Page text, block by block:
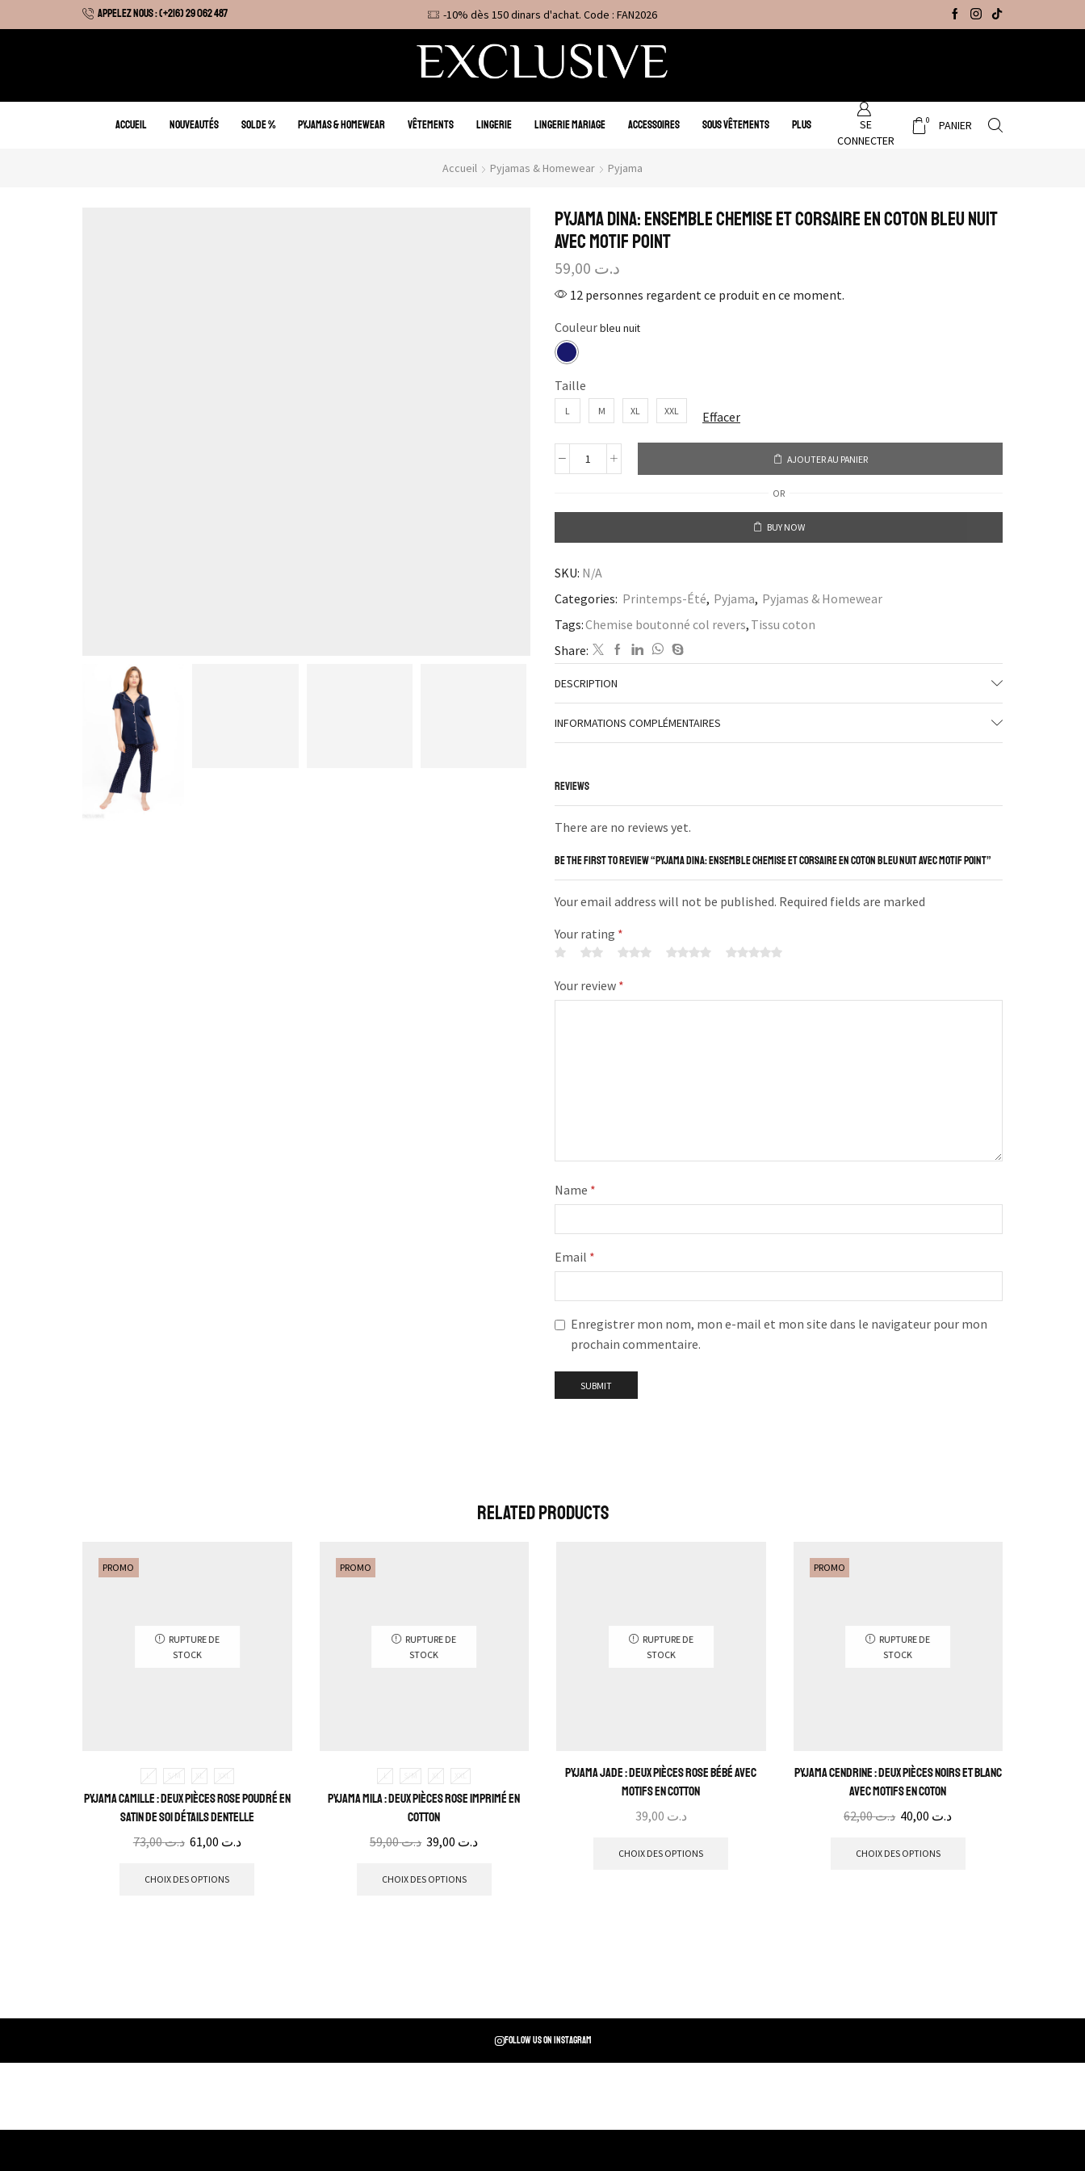
APPELEZ NOUS : (+216) 29 062 487
Hiver : Livraison gratuite sur tous nos articles -10% dès 150 dinars d'achat. Code : FAN2026 Promo Hiver : Livraison gratuite sur tous
ACCUEIL NOUVEAUTÉS SOLDE % PYJAMAS & HOMEWEAR VÊTEMENTS LINGERIE LINGERIE MARIAGE ACCESSOIRES SOUS VÊTEMENTS PLUS
SE
CONNECTER
0 PANIER
Accueil Pyjamas & Homewear Pyjama
Pyjama Dina: Ensemble chemise et corsaire en coton bleu nuit
avec motif point
د.ت
12 personnes regardent ce produit en ce moment.
Couleur
Taille
L M XL XXL Effacer
AJOUTER AU PANIER
OR
BUY NOW
SKU: N/A
Categories: Printemps-Été, Pyjama, Pyjamas & Homewear
Tags:Chemise boutonné col revers, Tissu coton
Share:
DESCRIPTION
INFORMATIONS COMPLÉMENTAIRES
REVIEWS
There are no reviews yet.
BE THE FIRST TO REVIEW “PYJAMA DINA: ENSEMBLE CHEMISE ET CORSAIRE EN COTON BLEU NUIT AVEC MOTIF POINT”
Your email address will not be published. Required fields are marked
Your rating *
Your review *
Name *
Email *
Enregistrer mon nom, mon e-mail et mon site dans le navigateur pour mon
prochain commentaire.
Related Products
PROMO
RUPTURE DE
STOCK
L S/M XL XXL
Pyjama Camille : Deux pièces rose poudré en
satin de soi détails dentelle
د.ت73,00 د.ت
CHOIX DES OPTIONS
PROMO
RUPTURE DE
STOCK
L S/M XL XXL
Pyjama Mila : deux pièces rose imprimé en
cotton
د.ت59,00 د.ت
CHOIX DES OPTIONS
RUPTURE DE
STOCK
Pyjama Jade : Deux pièces rose bébé avec
motifs en cotton
د.ت
CHOIX DES OPTIONS
PROMO
RUPTURE DE
STOCK
Pyjama Cendrine : Deux pièces noirs et blanc
avec motifs en coton
د.ت62,00 د.ت
CHOIX DES OPTIONS
Follow us on instagram